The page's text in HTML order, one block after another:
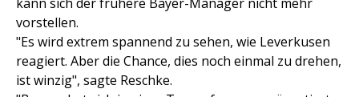
vorstellen.
"Es wird extrem spannend zu sehen, wie Leverkusen
reagiert. Aber die Chance, dies noch einmal zu drehen,
ist winzig", sagte Reschke.